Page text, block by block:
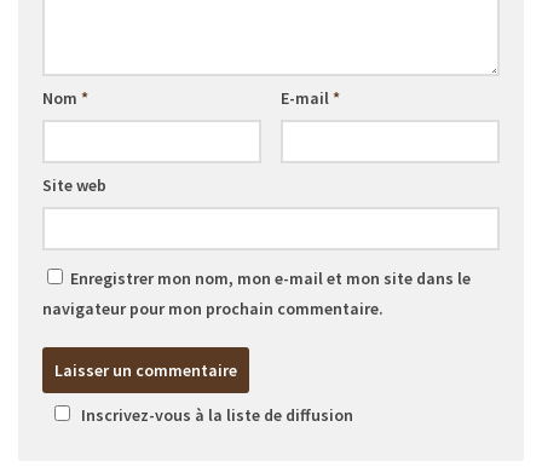
Nom * E-mail*
Site web
Enregistrer mon nom, mon e-mail et mon site dans le
navigateur pour mon prochain commentaire.
Inscrivez-vous à la liste de diffusion